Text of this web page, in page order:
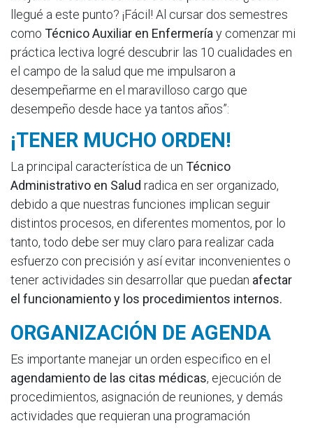
llegué a este punto? ¡Fácil! Al cursar dos semestres
como Técnico Auxiliar en Enfermería y comenzar mi
práctica lectiva logré descubrir las 10 cualidades en
el campo de la salud que me impulsaron a
desempeñarme en el maravilloso cargo que
desempeño desde hace ya tantos años”:
¡TENER MUCHO ORDEN!
La principal característica de un Técnico
Administrativo en Salud radica en ser organizado,
debido a que nuestras funciones implican seguir
distintos procesos, en diferentes momentos, por lo
tanto, todo debe ser muy claro para realizar cada
esfuerzo con precisión y así evitar inconvenientes o
tener actividades sin desarrollar que puedan afectar
el funcionamiento y los procedimientos internos.
ORGANIZACIÓN DE AGENDA
Es importante manejar un orden especifico en el
agendamiento de las citas médicas, ejecución de
procedimientos, asignación de reuniones, y demás
actividades que requieran una programación